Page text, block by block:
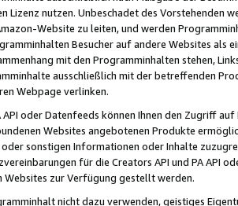
Lizenz nutzen. Unbeschadet des Vorstehenden
Website zu leiten, und werden
Besucher auf andere Websites als
mit den Programminhalten stehen,
ausschließlich mit der betreffenden
Webpage verlinken.
API oder Datenfeeds können Ihnen den Zugriff
Websites angebotenen Produkte
sonstigen Informationen oder Inhalte
für die Creators API und PA API
Websites zur Verfügung gestellt werden.
nicht dazu verwenden, geistiges